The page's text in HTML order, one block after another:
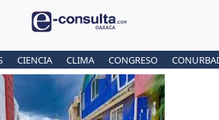
CIENCIA CLIMA CONGRESO